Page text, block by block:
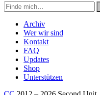
Suche
in
https://secondunit-
podcast.de/
Archiv
Wer wir sind
Kontakt
FAQ
Updates
Shop
Unterstützen